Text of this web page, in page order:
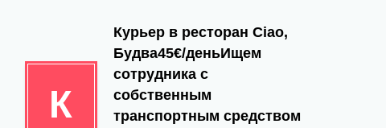
К
Курьер в ресторан Ciao,
Будва45€/деньИщем
сотрудника с
собственным
транспортным средством